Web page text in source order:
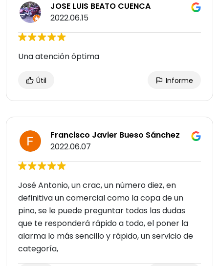
JOSE LUIS BEATO CUENCA
2022.06.15
Una atención óptima
Útil Informe
Francisco Javier Bueso Sánchez
2022.06.07
José Antonio, un crac, un número diez, en
definitiva un comercial como la copa de un
pino, se le puede preguntar todas las dudas
que te responderá rápido a todo, el poner la
alarma lo más sencillo y rápido, un servicio de
categoría,